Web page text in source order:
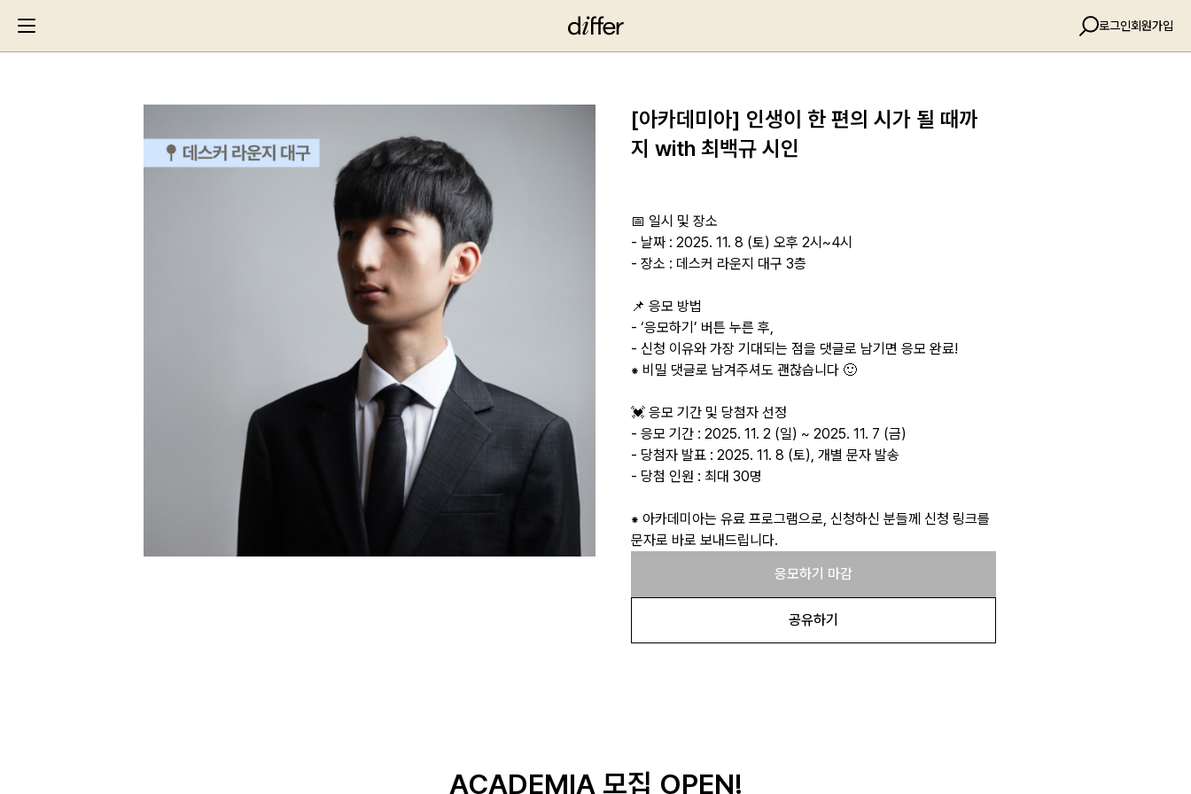
로그인회원가입
[아카데미아] 인생이 한 편의 시가 될 때까
지 with 최백규 시인
📅 일시 및 장소
- 날짜 : 2025. 11. 8 (토) 오후 2시~4시
- 장소 : 데스커 라운지 대구 3층
📌 응모 방법
- ‘응모하기’ 버튼 누른 후,
- 신청 이유와 가장 기대되는 점을 댓글로 남기면 응모 완료!
⁕ 비밀 댓글로 남겨주셔도 괜찮습니다 🙂
💓 응모 기간 및 당첨자 선정
- 응모 기간 : 2025. 11. 2 (일) ~ 2025. 11. 7 (금)
- 당첨자 발표 : 2025. 11. 8 (토), 개별 문자 발송
- 당첨 인원 : 최대 30명
⁕ 아카데미아는 유료 프로그램으로, 신청하신 분들께 신청 링크를
문자로 바로 보내드립니다.
응모하기 마감
공유하기
ACADEMIA 모집 OPEN!